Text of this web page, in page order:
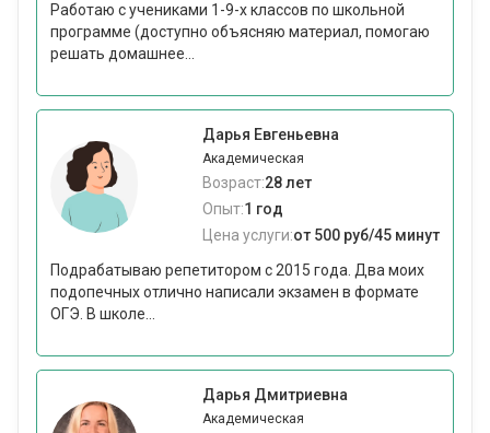
Работаю с учениками 1-9-х классов по школьной
программе (доступно объясняю материал, помогаю
решать домашнее...
Дарья Евгеньевна
Академическая
Возраст:28 лет
Опыт:1 год
Цена услуги:от 500 руб/45 минут
Подрабатываю репетитором с 2015 года. Два моих
подопечных отлично написали экзамен в формате
ОГЭ. В школе...
Дарья Дмитриевна
Академическая